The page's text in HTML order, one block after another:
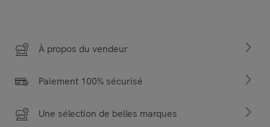
À propos du vendeur
Paiement 100% sécurisé
Une sélection de belles marques